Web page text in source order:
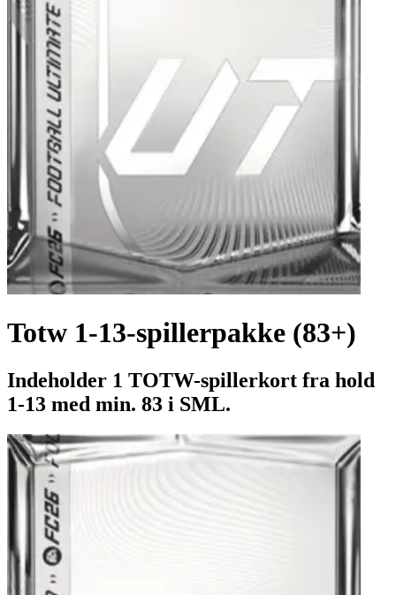
Totw 1-13-spillerpakke (83+)
Indeholder 1 TOTW-spillerkort fra hold
1-13 med min. 83 i SML.